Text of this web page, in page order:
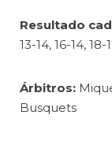
Resultado
13-14, 16-14,
Árbitros:
Busquets